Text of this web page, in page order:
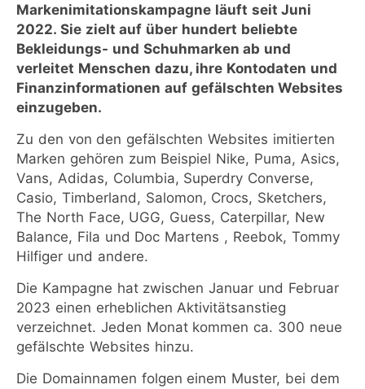
Markenimitationskampagne läuft seit Juni
2022. Sie zielt auf über hundert beliebte
Bekleidungs- und Schuhmarken ab und
verleitet Menschen dazu, ihre Kontodaten und
Finanzinformationen auf gefälschten Websites
einzugeben.
Zu den von den gefälschten Websites imitierten
Marken gehören zum Beispiel Nike, Puma, Asics,
Vans, Adidas, Columbia, Superdry Converse,
Casio, Timberland, Salomon, Crocs, Sketchers,
The North Face, UGG, Guess, Caterpillar, New
Balance, Fila und Doc Martens , Reebok, Tommy
Hilfiger und andere.
Die Kampagne hat zwischen Januar und Februar
2023 einen erheblichen Aktivitätsanstieg
verzeichnet. Jeden Monat kommen ca. 300 neue
gefälschte Websites hinzu.
Die Domainnamen folgen einem Muster, bei dem